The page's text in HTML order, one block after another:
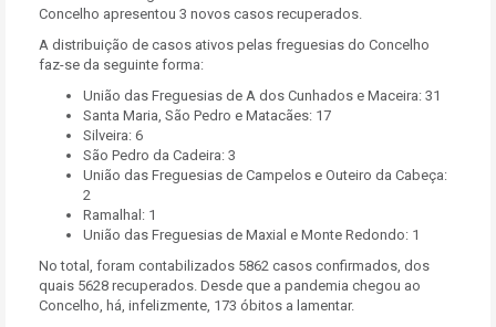
Concelho apresentou 3 novos casos recuperados.
A distribuição de casos ativos pelas freguesias do Concelho
faz-se da seguinte forma:
União das Freguesias de A dos Cunhados e Maceira: 31
Santa Maria, São Pedro e Matacães: 17
Silveira: 6
São Pedro da Cadeira: 3
União das Freguesias de Campelos e Outeiro da Cabeça:
2
Ramalhal: 1
União das Freguesias de Maxial e Monte Redondo: 1
No total, foram contabilizados 5862 casos confirmados, dos
quais 5628 recuperados. Desde que a pandemia chegou ao
Concelho, há, infelizmente, 173 óbitos a lamentar.